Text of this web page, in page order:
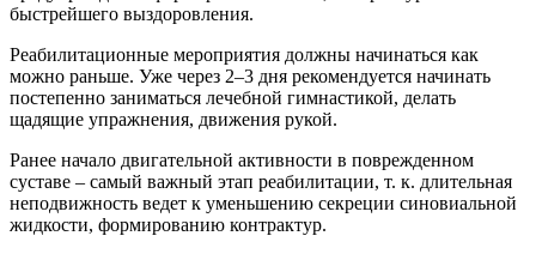
быстрейшего выздоровления.
Реабилитационные мероприятия должны начинаться как
можно раньше. Уже через 2–3 дня рекомендуется начинать
постепенно заниматься лечебной гимнастикой, делать
щадящие упражнения, движения рукой.
Ранее начало двигательной активности в поврежденном
суставе – самый важный этап реабилитации, т. к. длительная
неподвижность ведет к уменьшению секреции синовиальной
жидкости, формированию контрактур.